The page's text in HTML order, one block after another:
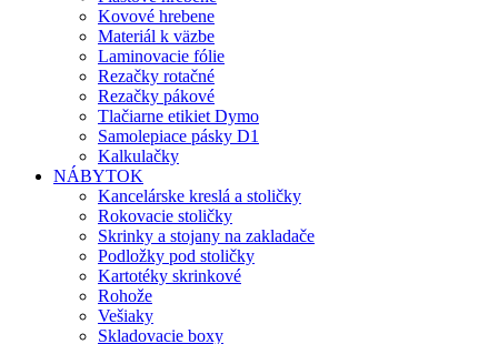
Kovové hrebene
Materiál k väzbe
Laminovacie fólie
Rezačky rotačné
Rezačky pákové
Tlačiarne etikiet Dymo
Samolepiace pásky D1
Kalkulačky
NÁBYTOK
Kancelárske kreslá a stoličky
Rokovacie stoličky
Skrinky a stojany na zakladače
Podložky pod stoličky
Kartotéky skrinkové
Rohože
Vešiaky
Skladovacie boxy